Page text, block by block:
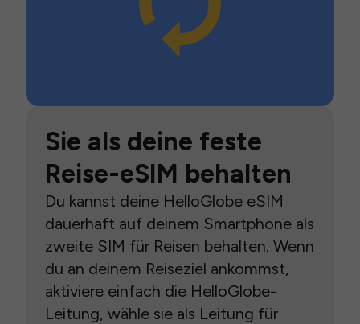
Sie als deine feste
Reise-eSIM behalten
Du kannst deine HelloGlobe eSIM
dauerhaft auf deinem Smartphone als
zweite SIM für Reisen behalten. Wenn
du an deinem Reiseziel ankommst,
aktiviere einfach die HelloGlobe-
Leitung, wähle sie als Leitung für